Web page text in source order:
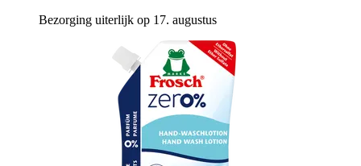
Bezorging uiterlijk op 17. augustus